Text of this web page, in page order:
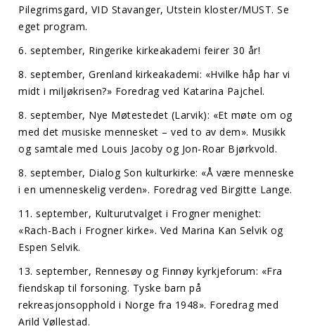
Pilegrimsgard, VID Stavanger, Utstein kloster/MUST. Se
eget program.
6. september, Ringerike kirkeakademi feirer 30 år!
8. september, Grenland kirkeakademi: «Hvilke håp har vi
midt i miljøkrisen?» Foredrag ved Katarina Pajchel.
8. september, Nye Møtestedet (Larvik): «Et møte om og
med det musiske mennesket – ved to av dem». Musikk
og samtale med Louis Jacoby og Jon-Roar Bjørkvold.
8. september, Dialog Son kulturkirke: «Å være menneske
i en umenneskelig verden». Foredrag ved Birgitte Lange.
11. september, Kulturutvalget i Frogner menighet:
«Rach-Bach i Frogner kirke». Ved Marina Kan Selvik og
Espen Selvik.
13. september, Rennesøy og Finnøy kyrkjeforum: «Fra
fiendskap til forsoning. Tyske barn på
rekreasjonsopphold i Norge fra 1948». Foredrag med
Arild Vøllestad.